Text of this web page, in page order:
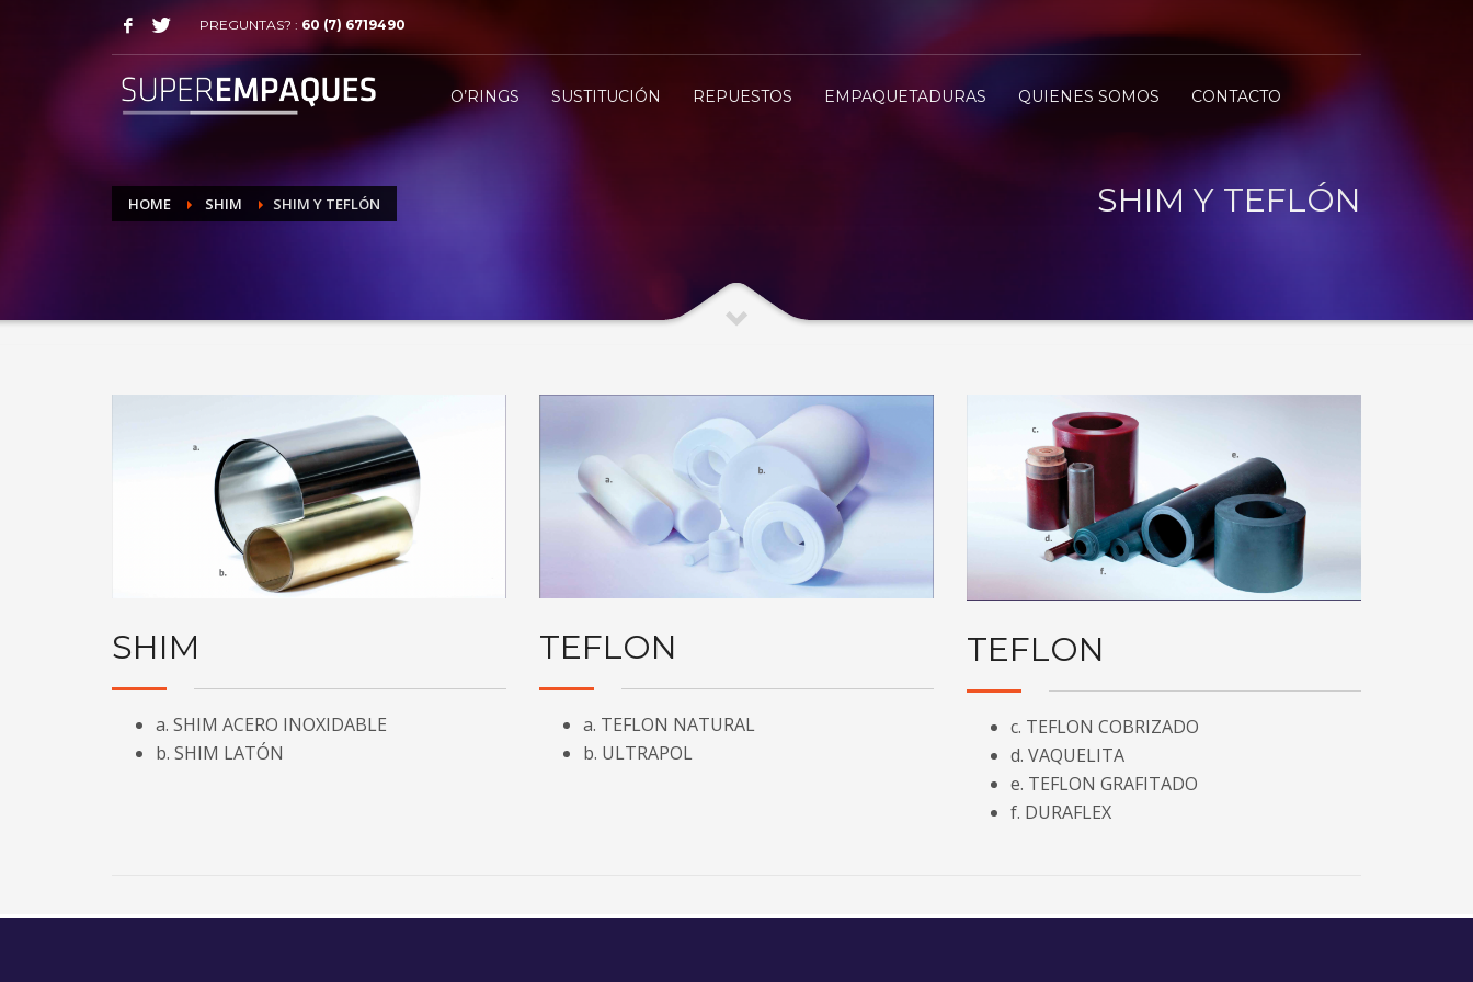
PREGUNTAS? : 60 (7) 6719490
O’RINGS SUSTITUCIÓN REPUESTOS EMPAQUETADURAS QUIENES SOMOS CONTACTO
HOME SHIM SHIM Y TEFLÓN SHIM Y TEFLÓN
SHIM
a. SHIM ACERO INOXIDABLE
b. SHIM LATÓN
TEFLON
a. TEFLON NATURAL
b. ULTRAPOL
TEFLON
c. TEFLON COBRIZADO
d. VAQUELITA
e. TEFLON GRAFITADO
f. DURAFLEX